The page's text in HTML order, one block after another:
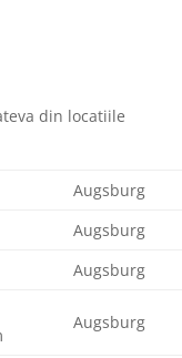
din locatiile
Augsburg
Augsburg
Augsburg
Augsburg